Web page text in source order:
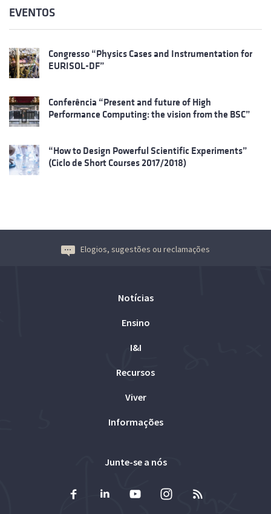
EVENTOS
Congresso “Physics Cases and Instrumentation for
EURISOL-DF”
Conferência “Present and future of High
Performance Computing: the vision from the BSC”
“How to Design Powerful Scientific Experiments”
(Ciclo de Short Courses 2017/2018)
Elogios, sugestões ou reclamações
Notícias
Ensino
I&I
Recursos
Viver
Informações
Junte-se a nós